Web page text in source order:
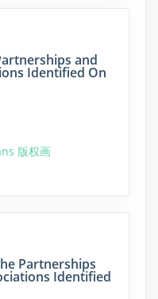
and
Identified On
版权画
Partnerships
Identified